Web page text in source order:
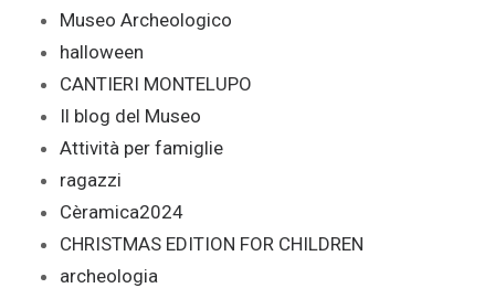
Museo Archeologico
halloween
CANTIERI MONTELUPO
Il blog del Museo
Attività per famiglie
ragazzi
Cèramica2024
CHRISTMAS EDITION FOR CHILDREN
archeologia